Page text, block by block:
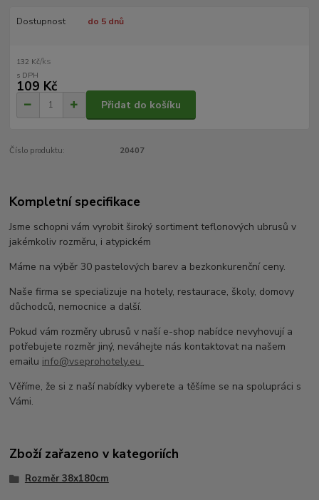
Dostupnost do 5 dnů
132 Kč/ks
109 Kč
Přidat do košíku
Číslo produktu: 20407
Kompletní specifikace
Jsme schopni vám vyrobit široký sortiment teflonových ubrusů v
jakémkoliv rozměru, i atypickém
Máme na výběr 30 pastelových barev a bezkonkurenční ceny.
Naše firma se specializuje na hotely, restaurace, školy, domovy
důchodců, nemocnice a další.
Pokud vám rozměry ubrusů v naší e-shop nabídce nevyhovují a
potřebujete rozměr jiný, neváhejte nás kontaktovat na našem
emailu info@vseprohotely.eu
Věříme, že si z naší nabídky vyberete a těšíme se na spolupráci s
Vámi.
Zboží zařazeno v kategoriích
Rozměr 38x180cm